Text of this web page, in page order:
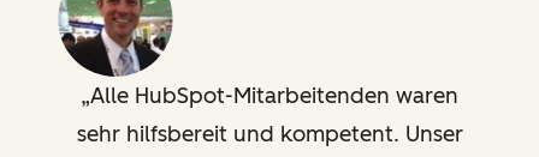
Einrichtung und Analyse
von Kampagnen sowie
Berichterstattung
Alle HubSpot-Mitarbeitenden waren
sehr hilfsbereit und kompetent. Unser